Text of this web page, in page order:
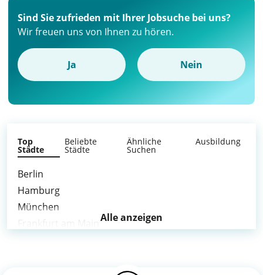
Sind Sie zufrieden mit Ihrer Jobsuche bei uns?
Wir freuen uns von Ihnen zu hören.
Ja Nein
Top
Städte
Beliebte
Städte
Ähnliche
Suchen
Ausbildung
Berlin
Hamburg
München
Alle anzeigen